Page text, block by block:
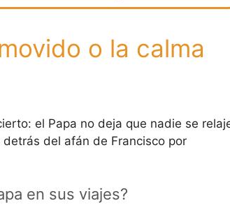
o la calma
el Papa no deja que nadie se
del afán de Francisco por
en sus viajes?